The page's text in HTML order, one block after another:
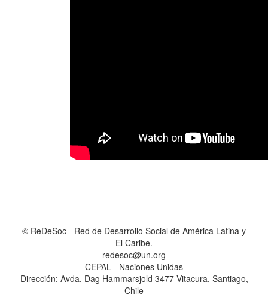
© ReDeSoc - Red de Desarrollo Social de América Latina y
El Caribe.
redesoc@un.org
CEPAL - Naciones Unidas
Dirección: Avda. Dag Hammarsjold 3477 Vitacura, Santiago,
Chile